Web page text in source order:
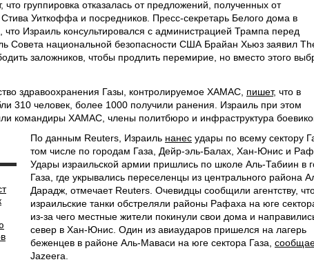
группировка отказалась от предложений, полученных от
Уиткоффа и посредников. Пресс-секретарь Белого дома в
Израиль консультировался с администрацией Трампа перед
Совета национальной безопасности США Брайан Хьюз заявил
заложников, чтобы продлить перемирие, но вместо этого
здравоохранения Газы, контролируемое ХАМАС, пишет, что в
310 человек, более 1000 получили ранения. Израиль при этом
командиры ХАМАС, члены политбюро и инфраструктура
По данным Reuters, Израиль нанес удары по всему сектору
том числе по городам Газа, Дейр-эль-Балах, Хан-Юнис и
Удары израильской армии пришлись по школе Аль-Табиин в
Газа, где укрывались переселенцы из центрального района
Дарадж, отмечает Reuters. Очевидцы сообщили агентству,
израильские танки обстреляли районы Рафаха на юге
из-за чего местные жители покинули свои дома и
север в Хан-Юнис. Один из авиаударов пришелся на лагерь
беженцев в районе Аль-Маваси на юге сектора Газа,
Jazeera.